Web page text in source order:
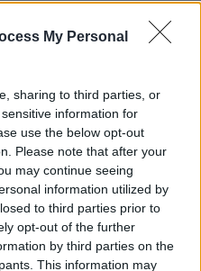
My Personal
sharing to third parties, or
information for
use the below opt-out
Please note that after your
may continue seeing
information utilized by
to third parties prior to
opt-out of the further
by third parties on the
This information may
única para nos ligarmos a
vibrante identidade
Peter
da Genesis Motor